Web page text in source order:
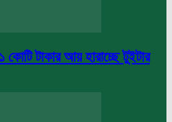
কোটি টাকার আয় হারাচ্ছে টুইটার